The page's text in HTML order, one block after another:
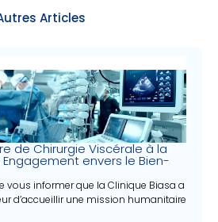
Articles
de Chirurgie Viscérale à la
Engagement envers le Bien-
vous informer que la Clinique Biasa a
d’accueillir une mission humanitaire